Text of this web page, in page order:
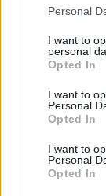
Please note
not limited to
grant or deny
use your data
consent section.
Personal
I want to
personal
Opted In
I want to
Personal
Opted In
I want to
Personal
Opted In
Szamba,
című film
évben az
értek el.
Irodalom